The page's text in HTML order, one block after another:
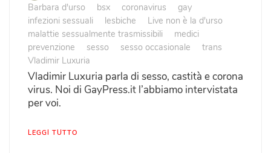
Barbara d'urso
bsx coronavirus
gay
infezioni sessuali
lesbiche
Live non è la d'urso
malattie sessualmente trasmissibili
medici
prevenzione
sesso sesso occasionale
trans
Vladimir Luxuria
Vladimir Luxuria parla di sesso, castità e corona
virus. Noi di GayPress.it l’abbiamo intervistata
per voi.
LEGGI TUTTO